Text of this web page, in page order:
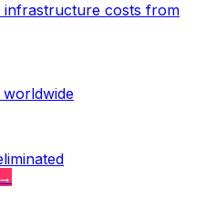
infrastructure costs from
→